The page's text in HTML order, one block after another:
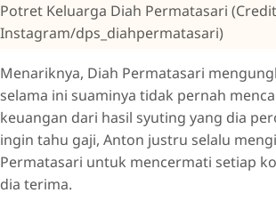
Potret Keluarga Diah Permatasari
Instagram/dps_diahpermatasari)
Menariknya, Diah Permatasari
selama ini suaminya tidak pernah
keuangan dari hasil syuting yang dia
ingin tahu gaji, Anton justru selalu
Permatasari untuk mencermati setiap
dia terima.